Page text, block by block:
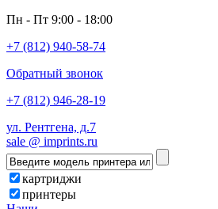
Пн - Пт 9:00 - 18:00
+7 (812) 940-58-74
Обратный звонок
+7 (812) 946-28-19
ул. Рентгена, д.7
sale @ imprints.ru
картриджи
принтеры